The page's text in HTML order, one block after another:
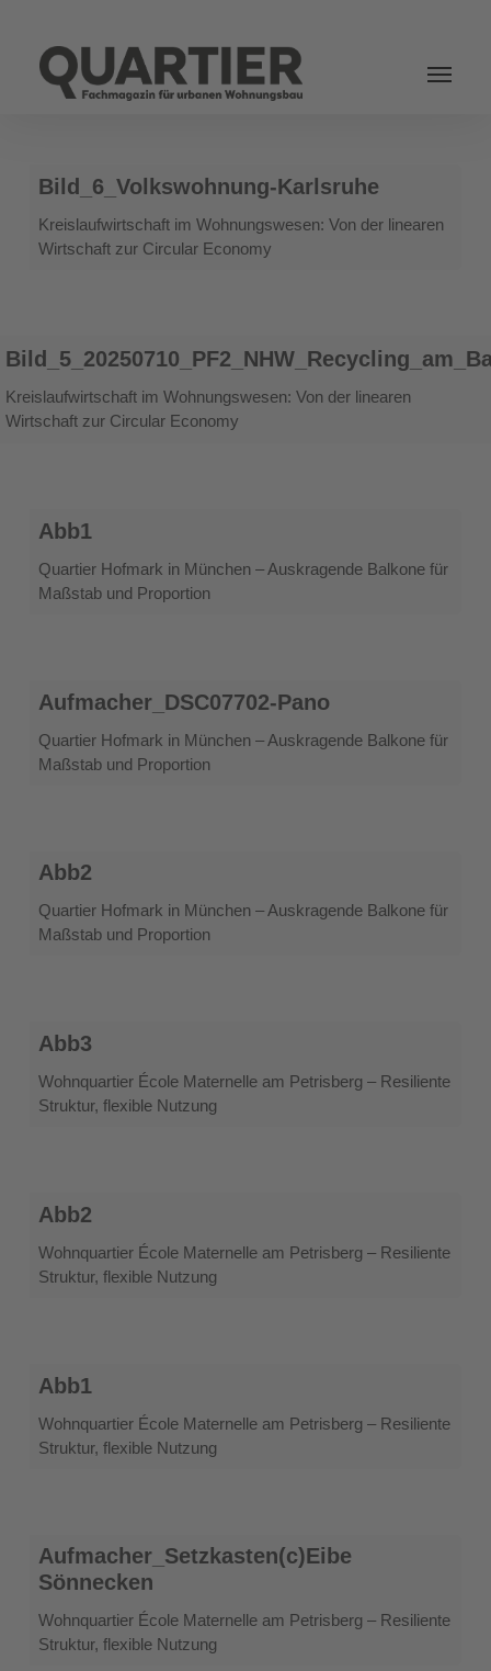
Bild_6_Volkswohnung-
Karlsruhe
Bild_6_Volkswohnung-Karlsruhe
Kreislaufwirtschaft im Wohnungswesen: Von der linearen
Wirtschaft zur Circular Economy
Kreislaufwirtschaft im Wohnungswesen: Von der linearen
Wirtschaft zur Circular Economy
Abb1
Abb1
Quartier Hofmark in München – Auskragende Balkone für
Maßstab und Proportion
Aufmacher_DSC07702-
Pano
Aufmacher_DSC07702-Pano
Quartier Hofmark in München – Auskragende Balkone für
Maßstab und Proportion
Abb2
Abb2
Quartier Hofmark in München – Auskragende Balkone für
Maßstab und Proportion
Abb3
Abb3
Wohnquartier École Maternelle am Petrisberg – Resiliente
Struktur, flexible Nutzung
Abb2
Abb2
Wohnquartier École Maternelle am Petrisberg – Resiliente
Struktur, flexible Nutzung
Abb1
Abb1
Wohnquartier École Maternelle am Petrisberg – Resiliente
Struktur, flexible Nutzung
Aufmacher_Setzkasten(c)Eibe
Sönnecken
Aufmacher_Setzkasten(c)Eibe
Sönnecken
Wohnquartier École Maternelle am Petrisberg – Resiliente
Struktur, flexible Nutzung